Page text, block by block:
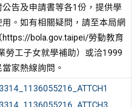
公告及申請書等各1份，提供學
用。如有相關疑問，請至本局網
https://bola.gov.taipei/勞動教育
勞工子女就學補助）或洽1999
家熱線詢問。